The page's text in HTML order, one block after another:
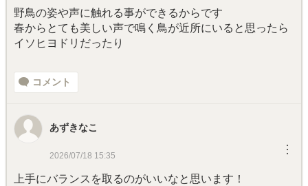
野鳥の姿や声に触れる事ができるからです
春からとても美しい声で鳴く鳥が近所にいると思ったら
イソヒヨドリだったり
コメント
あずきなこ
2026/07/18 15:35 ︙
上手にバランスを取るのがいいなと思います！